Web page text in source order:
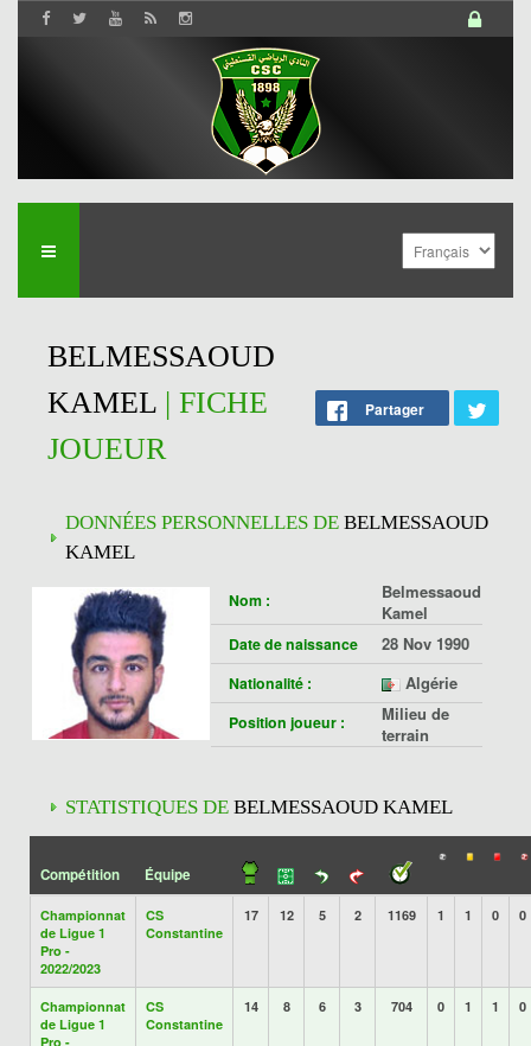
BELMESSAOUD
KAMEL | FICHE
JOUEUR
Partager
DONNÉES PERSONNELLES DE BELMESSAOUD
KAMEL
Nom :
Belmessaoud
Kamel
Date de naissance 28 Nov 1990
Nationalité : Algérie
Position joueur :
Milieu de
terrain
STATISTIQUES DE BELMESSAOUD KAMEL
Compétition Équipe
Championnat
de Ligue 1
Pro -
2022/2023
CS
Constantine
17 12 5 2 1169 1 1 0 0
Championnat
de Ligue 1
Pro -
CS
Constantine
14 8 6 3 704 0 1 1 0